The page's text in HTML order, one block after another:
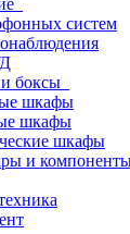
систем
боксы
шкафы
шкафы
шкафы
и